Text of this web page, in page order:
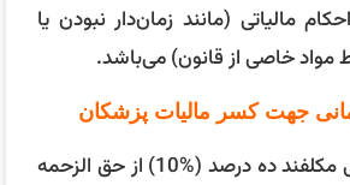
مالیاتی (مانند زمان‌دار نبودن یا
مواد خاصی از قانون) می‌باشد.
جهت کسر مالیات پزشکان
تمامی مراکز درمانی مکلفند ده درصد (%10) از حق ‌الزحمه